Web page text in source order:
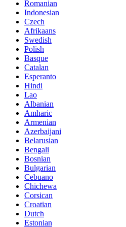
Romanian
Indonesian
Czech
Afrikaans
Swedish
Polish
Basque
Catalan
Esperanto
Hindi
Lao
Albanian
Amharic
Armenian
Azerbaijani
Belarusian
Bengali
Bosnian
Bulgarian
Cebuano
Chichewa
Corsican
Croatian
Dutch
Estonian